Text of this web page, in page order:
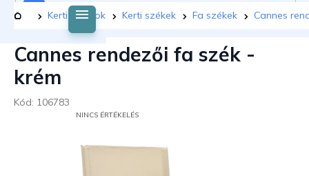
Kezdőlap
Kerti bútorok Kerti székek Fa székek Cannes
Cannes rendezői fa szék -
krém
Kód: 106783
ÉRTÉKELÉSE
NINCS ÉRTÉKELÉS